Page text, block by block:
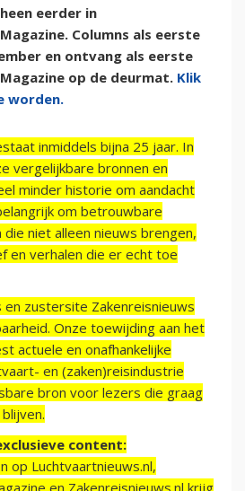
eerder in
Columns als eerste
en ontvang als eerste
op de deurmat. Klik
worden.
inmiddels bijna 25 jaar. In
vergelijkbare bronnen en
minder historie om aandacht
om betrouwbare
niet alleen nieuws brengen,
en verhalen die er echt toe
en zustersite Zakenreisnieuws
Onze toewijding aan het
actuele en onafhankelijke
en (zaken)reisindustrie
bron voor lezers die graag
content:
op Luchtvaartnieuws.nl,